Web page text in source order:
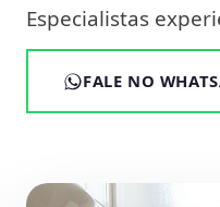
Especialistas
FALE NO